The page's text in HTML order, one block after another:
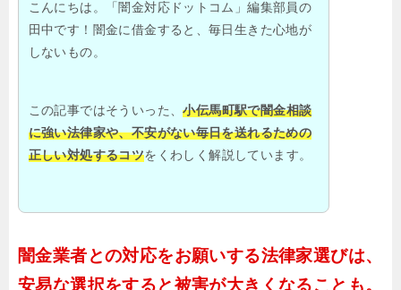
こんにちは。「闇金対応ドットコム」編集部員の
田中です！闇金に借金すると、毎日生きた心地が
しないもの。
この記事ではそういった、小伝馬町駅で闇金相談
に強い法律家や、不安がない毎日を送れるための
正しい対処するコツをくわしく解説しています。
闇金業者との対応をお願いする法律家選びは、
安易な選択をすると被害が大きくなることも。